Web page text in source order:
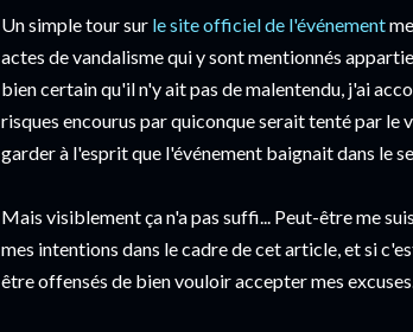
Un simple tour sur le site officiel de l'événement
actes de vandalisme qui y sont mentionnés
bien certain qu'il n'y ait pas de malentendu, j'ai
risques encourus par quiconque serait tenté par
garder à l'esprit que l'événement baignait dans le
Mais visiblement ça n'a pas suffi... Peut-être me
mes intentions dans le cadre de cet article, et si
être offensés de bien vouloir accepter mes